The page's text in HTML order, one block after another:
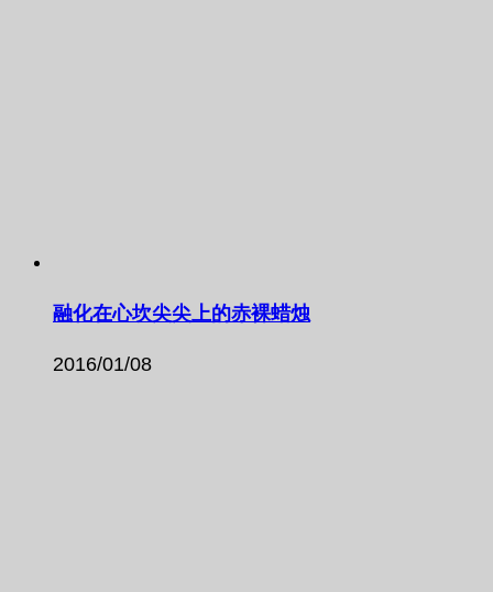
融化在心坎尖尖上的赤裸蜡烛
2016/01/08